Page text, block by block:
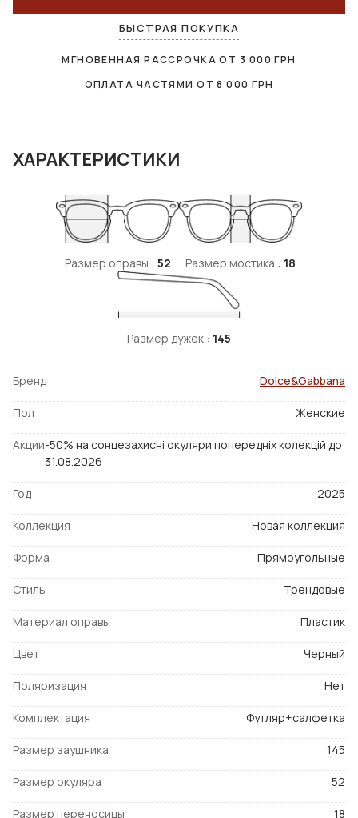
БЫСТРАЯ ПОКУПКА
МГНОВЕННАЯ РАССРОЧКА ОТ 3 000 ГРН
ОПЛАТА ЧАСТЯМИ ОТ8 000 ГРН
ХАРАКТЕРИСТИКИ
Размер оправы : 52 Размер мостика : 18
Размер дужек : 145
Бренд Dolce&Gabbana
Пол Женские
Акции-50% на сонцезахисні окуляри попередніх колекцій до
31.08.2026
Год 2025
Коллекция Новая коллекция
Форма Прямоугольные
Стиль Трендовые
Материал оправы Пластик
Цвет Черный
Поляризация Нет
Комплектация Футляр+салфетка
Размер заушника 145
Размер окуляра 52
Размер переносицы 18